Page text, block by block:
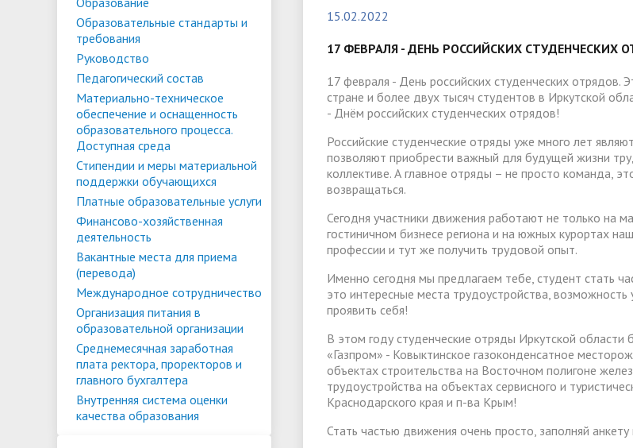
Материально-техническое
обеспечение и оснащенность
образовательного процесса.
Доступная среда
поддержки обучающихся
Вакантные места для приема
(перевода)
Среднемесячная заработная плата
ректора, проректоров и главного
бухгалтера
Внутренняя система оценки
качества образования
Конкурсы и вакансии
Служба содействия
трудоустройству
Проекты, гранты и конкурсы
Меры противодействия коррупции
Условия обучения инвалидов и лиц
с ОВЗ
Обращения граждан и организаций
в форме электронного документа в
ФГБОУ ВО "АнГТУ"
Общежитие
Патриотический клуб ФГБОУ ВО
«АнГТУ»
Личный прием граждан «Стартап как
Конкурсные списки
Особенности приема по отдельной
квоте
Для
Белгородской,
областей
Списки зачисленных
"Студенческое" разрешение на
временное проживание для
иностранцев
Для
обучение
Образовательные стандарты и
требования
Руководство
Педагогический состав
Материально-техническое
обеспечение и оснащенность
образовательного процесса.
Доступная среда
Стипендии и меры материальной
поддержки обучающихся
Платные образовательные услуги
Финансово-хозяйственная
деятельность
Вакантные места для приема
(перевода)
Международное сотрудничество
Организация питания в
образовательной организации
Среднемесячная заработная
плата ректора, проректоров и
главного бухгалтера
Внутренняя система оценки
качества образования
15.02.2022
17 ФЕВРАЛЯ - ДЕНЬ РОССИЙСКИХ СТУДЕНЧЕСКИХ
17 февраля - День российских студенческих
стране и более двух тысяч студентов в Иркутской
- Днём российских студенческих отрядов!
Российские студенческие отряды уже много лет
позволяют приобрести важный для будущей жизни
коллективе. А главное отряды – не просто команда,
возвращаться.
Сегодня участники движения работают не только на
гостиничном бизнесе региона и на южных курортах
профессии и тут же получить трудовой опыт.
Именно сегодня мы предлагаем тебе, студент стать
это интересные места трудоустройства,
проявить себя!
В этом году студенческие отряды Иркутской
«Газпром» - Ковыктинское газоконденсатное
объектах строительства на Восточном полигоне
трудоустройства на объектах сервисного и
Краснодарского края и п-ва Крым!
Стать частью движения очень просто, заполняй